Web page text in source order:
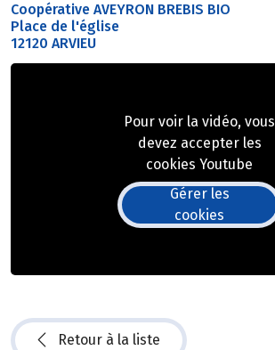
Coopérative AVEYRON BREBIS BIO
Place de l'église
12120 ARVIEU
Pour voir la vidéo, vous
devez accepter les
cookies Youtube
Gérer les
cookies
Retour à la liste